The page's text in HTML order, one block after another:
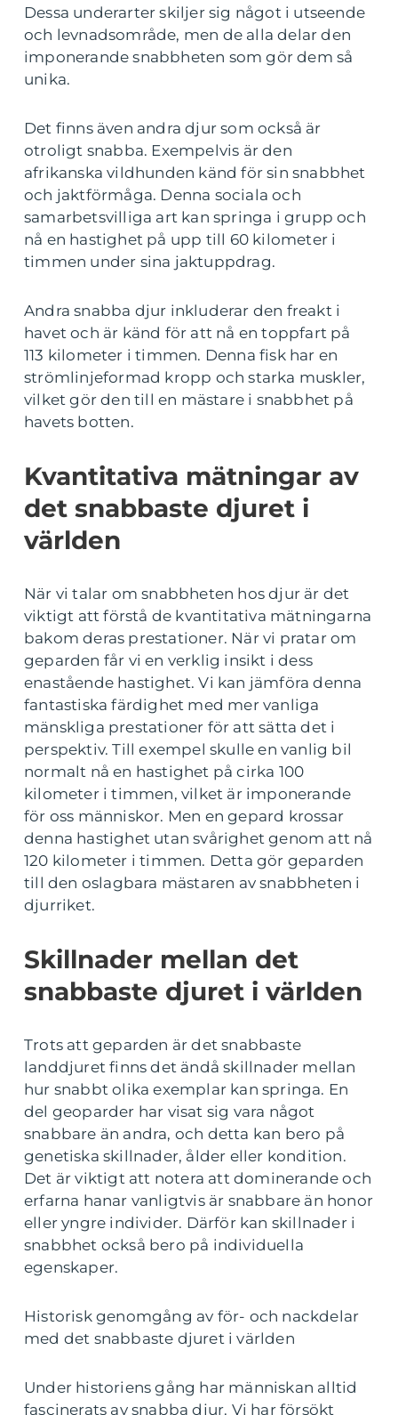
Dessa underarter skiljer sig något i utseende
och levnadsområde, men de alla delar den
imponerande snabbheten som gör dem så
unika.
Det finns även andra djur som också är
otroligt snabba. Exempelvis är den
afrikanska vildhunden känd för sin snabbhet
och jaktförmåga. Denna sociala och
samarbetsvilliga art kan springa i grupp och
nå en hastighet på upp till 60 kilometer i
timmen under sina jaktuppdrag.
Andra snabba djur inkluderar den freakt i
havet och är känd för att nå en toppfart på
113 kilometer i timmen. Denna fisk har en
strömlinjeformad kropp och starka muskler,
vilket gör den till en mästare i snabbhet på
havets botten.
Kvantitativa mätningar av
det snabbaste djuret i
världen
När vi talar om snabbheten hos djur är det
viktigt att förstå de kvantitativa mätningarna
bakom deras prestationer. När vi pratar om
geparden får vi en verklig insikt i dess
enastående hastighet. Vi kan jämföra denna
fantastiska färdighet med mer vanliga
mänskliga prestationer för att sätta det i
perspektiv. Till exempel skulle en vanlig bil
normalt nå en hastighet på cirka 100
kilometer i timmen, vilket är imponerande
för oss människor. Men en gepard krossar
denna hastighet utan svårighet genom att nå
120 kilometer i timmen. Detta gör geparden
till den oslagbara mästaren av snabbheten i
djurriket.
Skillnader mellan det
snabbaste djuret i världen
Trots att geparden är det snabbaste
landdjuret finns det ändå skillnader mellan
hur snabbt olika exemplar kan springa. En
del geoparder har visat sig vara något
snabbare än andra, och detta kan bero på
genetiska skillnader, ålder eller kondition.
Det är viktigt att notera att dominerande och
erfarna hanar vanligtvis är snabbare än honor
eller yngre individer. Därför kan skillnader i
snabbhet också bero på individuella
egenskaper.
Historisk genomgång av för- och nackdelar
med det snabbaste djuret i världen
Under historiens gång har människan alltid
fascinerats av snabba djur. Vi har försökt